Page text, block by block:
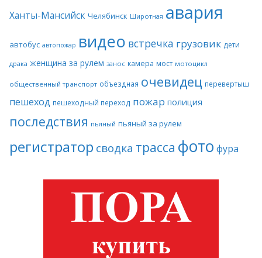
Ханты-Мансийск Челябинск Широтная авария
автобус автопожар видео встречка грузовик дети
драка женщина за рулем занос камера мост мотоцикл
общественный транспорт объездная очевидец перевертыш
пешеход пешеходный переход пожар полиция
последствия пьяный пьяный за рулем
регистратор сводка трасса фото фура